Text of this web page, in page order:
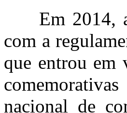
Em 2014, as
com a
que entrou em
nacional de